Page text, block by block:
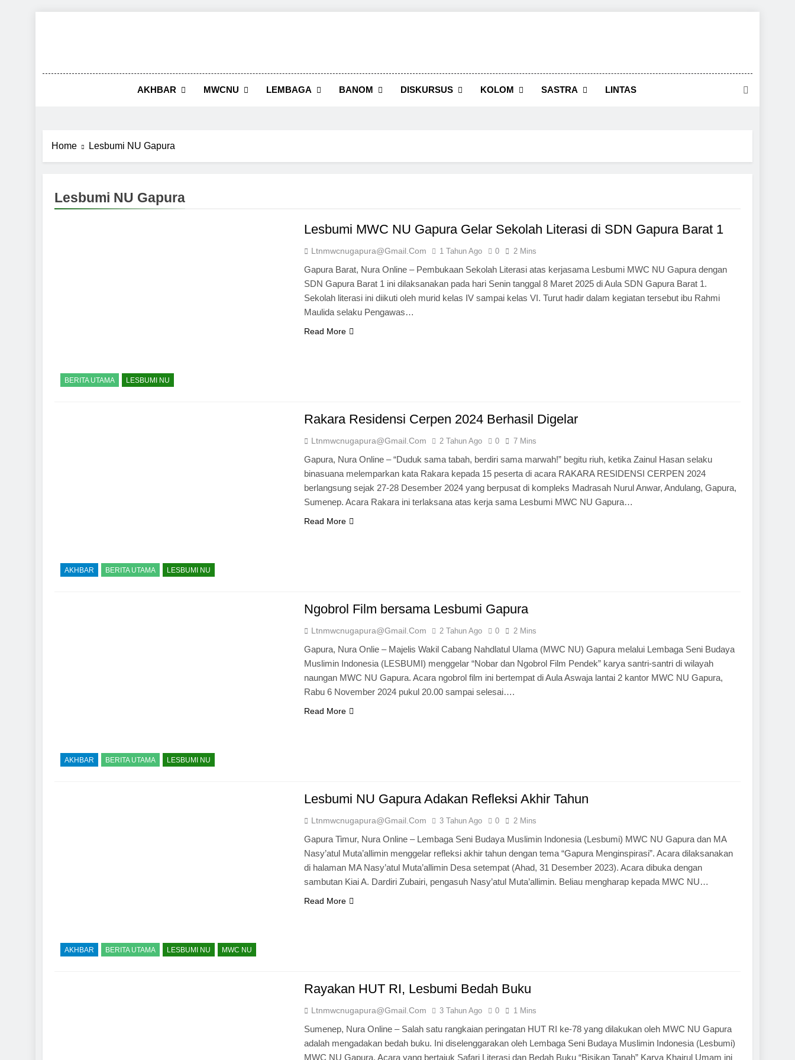
AKHBAR MWCNU LEMBAGA BANOM DISKURSUS KOLOM SASTRA LINTAS
Home Lesbumi NU Gapura
Lesbumi NU Gapura
BERITA UTAMA LESBUMI NU
Lesbumi MWC NU Gapura Gelar Sekolah Literasi di SDN Gapura Barat 1
Ltnmwcnugapura@gmail.com 1 Tahun Ago 0 2 Mins
Gapura Barat, Nura Online – Pembukaan Sekolah Literasi atas kerjasama Lesbumi MWC NU Gapura dengan
SDN Gapura Barat 1 ini dilaksanakan pada hari Senin tanggal 8 Maret 2025 di Aula SDN Gapura Barat 1.
Sekolah literasi ini diikuti oleh murid kelas IV sampai kelas VI. Turut hadir dalam kegiatan tersebut ibu Rahmi
Maulida selaku Pengawas…
Read More
AKHBAR BERITA UTAMA LESBUMI NU
Rakara Residensi Cerpen 2024 Berhasil Digelar
Ltnmwcnugapura@gmail.com 2 Tahun Ago 0 7 Mins
Gapura, Nura Online – “Duduk sama tabah, berdiri sama marwah!” begitu riuh, ketika Zainul Hasan selaku
binasuana melemparkan kata Rakara kepada 15 peserta di acara RAKARA RESIDENSI CERPEN 2024
berlangsung sejak 27-28 Desember 2024 yang berpusat di kompleks Madrasah Nurul Anwar, Andulang, Gapura,
Sumenep. Acara Rakara ini terlaksana atas kerja sama Lesbumi MWC NU Gapura…
Read More
AKHBAR BERITA UTAMA LESBUMI NU
Ngobrol Film bersama Lesbumi Gapura
Ltnmwcnugapura@gmail.com 2 Tahun Ago 0 2 Mins
Gapura, Nura Onlie – Majelis Wakil Cabang Nahdlatul Ulama (MWC NU) Gapura melalui Lembaga Seni Budaya
Muslimin Indonesia (LESBUMI) menggelar “Nobar dan Ngobrol Film Pendek” karya santri-santri di wilayah
naungan MWC NU Gapura. Acara ngobrol film ini bertempat di Aula Aswaja lantai 2 kantor MWC NU Gapura,
Rabu 6 November 2024 pukul 20.00 sampai selesai….
Read More
AKHBAR BERITA UTAMA LESBUMI NU MWC NU
Lesbumi NU Gapura Adakan Refleksi Akhir Tahun
Ltnmwcnugapura@gmail.com 3 Tahun Ago 0 2 Mins
Gapura Timur, Nura Online – Lembaga Seni Budaya Muslimin Indonesia (Lesbumi) MWC NU Gapura dan MA
Nasy’atul Muta’allimin menggelar refleksi akhir tahun dengan tema “Gapura Menginspirasi”. Acara dilaksanakan
di halaman MA Nasy’atul Muta’allimin Desa setempat (Ahad, 31 Desember 2023). Acara dibuka dengan
sambutan Kiai A. Dardiri Zubairi, pengasuh Nasy’atul Muta’allimin. Beliau mengharap kepada MWC NU…
Read More
Rayakan HUT RI, Lesbumi Bedah Buku
Ltnmwcnugapura@gmail.com 3 Tahun Ago 0 1 Mins
Sumenep, Nura Online – Salah satu rangkaian peringatan HUT RI ke-78 yang dilakukan oleh MWC NU Gapura
adalah mengadakan bedah buku. Ini diselenggarakan oleh Lembaga Seni Budaya Muslimin Indonesia (Lesbumi)
MWC NU Gapura. Acara yang bertajuk Safari Literasi dan Bedah Buku “Bisikan Tanah” Karya Khairul Umam ini